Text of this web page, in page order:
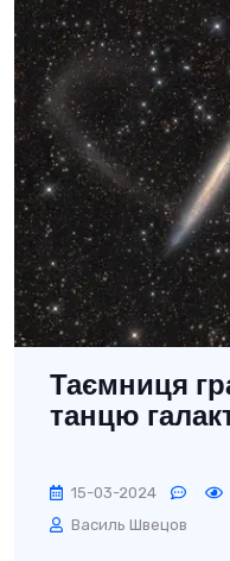
Таємниця
танцю
15-03-2024
Василь Швецов